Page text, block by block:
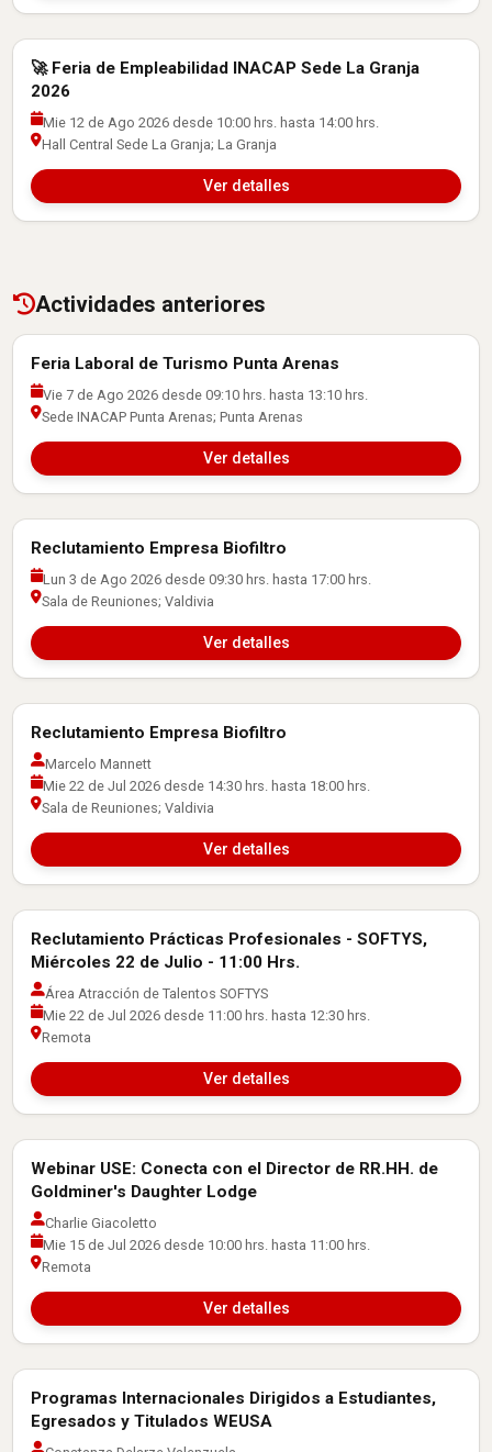
Actividades con Empresas
🚀 Feria de Empleabilidad INACAP Sede La Granja
2026
Mie 12 de Ago 2026 desde 10:00 hrs. hasta 14:00 hrs.
Hall Central Sede La Granja; La Granja
Ver detalles
Actividades anteriores
Actividades con Empresas
Feria Laboral de Turismo Punta Arenas
Vie 7 de Ago 2026 desde 09:10 hrs. hasta 13:10 hrs.
Sede INACAP Punta Arenas; Punta Arenas
Ver detalles
Actividades con Empresas
Reclutamiento Empresa Biofiltro
Lun 3 de Ago 2026 desde 09:30 hrs. hasta 17:00 hrs.
Sala de Reuniones; Valdivia
Ver detalles
Actividades con Empresas
Reclutamiento Empresa Biofiltro
Marcelo Mannett
Mie 22 de Jul 2026 desde 14:30 hrs. hasta 18:00 hrs.
Sala de Reuniones; Valdivia
Ver detalles
Actividades con Empresas
Reclutamiento Prácticas Profesionales - SOFTYS,
Miércoles 22 de Julio - 11:00 Hrs.
Área Atracción de Talentos SOFTYS
Mie 22 de Jul 2026 desde 11:00 hrs. hasta 12:30 hrs.
Remota
Ver detalles
Actividades con Empresas
Webinar USE: Conecta con el Director de RR.HH. de
Goldminer's Daughter Lodge
Charlie Giacoletto
Mie 15 de Jul 2026 desde 10:00 hrs. hasta 11:00 hrs.
Remota
Ver detalles
Actividades con Empresas
Programas Internacionales Dirigidos a Estudiantes,
Egresados y Titulados WEUSA